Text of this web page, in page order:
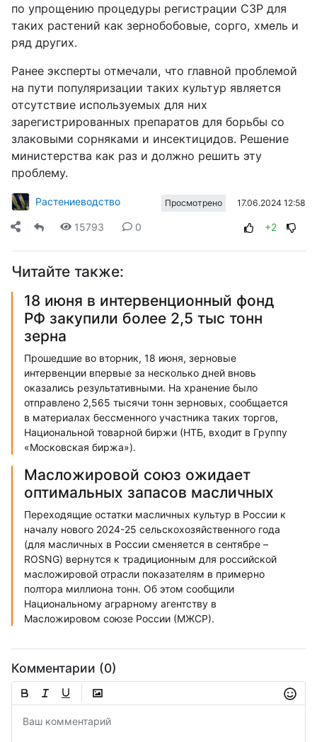
по упрощению процедуры регистрации СЗР для
таких растений как зернобобовые, сорго, хмель и
ряд других.
Ранее эксперты отмечали, что главной проблемой
на пути популяризации таких культур является
отсутствие используемых для них
зарегистрированных препаратов для борьбы со
злаковыми сорняками и инсектицидов. Решение
министерства как раз и должно решить эту
проблему.
Растениеводство Просмотрено 17.06.2024 12:58
15793 0 +2
Читайте также:
18 июня в интервенционный фонд
РФ закупили более 2,5 тыс тонн
зерна
Прошедшие во вторник, 18 июня, зерновые
интервенции впервые за несколько дней вновь
оказались результативными. На хранение было
отправлено 2,565 тысячи тонн зерновых, сообщается
в материалах бессменного участника таких торгов,
Национальной товарной биржи (НТБ, входит в Группу
«Московская биржа»).
Масложировой союз ожидает
оптимальных запасов масличных
Переходящие остатки масличных культур в России к
началу нового 2024-25 сельскохозяйственного года
(для масличных в России сменяется в сентябре –
ROSNG) вернутся к традиционным для российской
масложировой отрасли показателям в примерно
полтора миллиона тонн. Об этом сообщили
Национальному аграрному агентству в
Масложировом союзе России (МЖСР).
Комментарии (0)